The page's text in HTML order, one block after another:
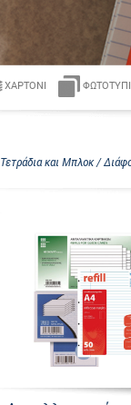
ΧΑΡΤΌΝΙ
Τετράδια και Μπλοκ /